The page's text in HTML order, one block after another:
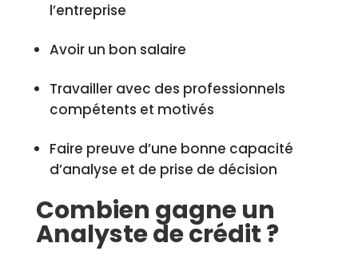
l’entreprise
Avoir un bon salaire
Travailler avec des professionnels
compétents et motivés
Faire preuve d’une bonne capacité
d’analyse et de prise de décision
Combien gagne un
Analyste de crédit ?